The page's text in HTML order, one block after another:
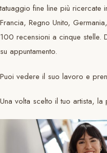
tatuaggio fine line più ricercate
Francia, Regno Unito,
100 recensioni a cinque stelle.
su appuntamento.
Puoi vedere il suo lavoro e
Una volta scelto il tuo artista,